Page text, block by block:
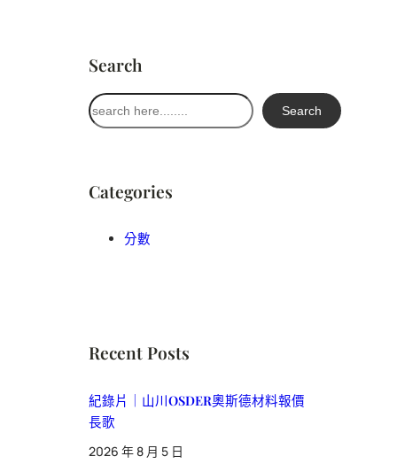
Search
搜
尋
Search
Categories
分數
Recent Posts
紀錄片｜山川OSDER奧斯德材料報價
長歌
2026 年 8 月 5 日